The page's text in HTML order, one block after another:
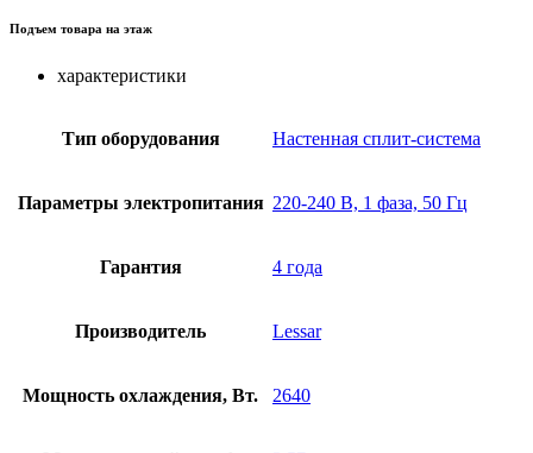
Подъем товара на этаж
характеристики
Тип оборудования Настенная сплит-система
Параметры электропитания 220-240 В, 1 фаза, 50 Гц
Гарантия 4 года
Производитель Lessar
Мощность охлаждения, Вт. 2640